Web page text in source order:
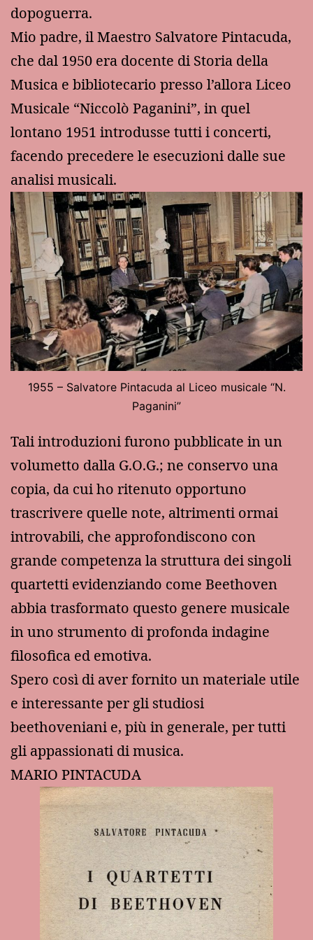
dopoguerra.
Mio padre, il Maestro Salvatore Pintacuda,
che dal 1950 era docente di Storia della
Musica e bibliotecario presso l’allora Liceo
Musicale “Niccolò Paganini”, in quel
lontano 1951 introdusse tutti i concerti,
facendo precedere le esecuzioni dalle sue
analisi musicali.
1955 – Salvatore Pintacuda al Liceo musicale “N.
Paganini”
Tali introduzioni furono pubblicate in un
volumetto dalla G.O.G.; ne conservo una
copia, da cui ho ritenuto opportuno
trascrivere quelle note, altrimenti ormai
introvabili, che approfondiscono con
grande competenza la struttura dei singoli
quartetti evidenziando come Beethoven
abbia trasformato questo genere musicale
in uno strumento di profonda indagine
filosofica ed emotiva.
Spero così di aver fornito un materiale utile
e interessante per gli studiosi
beethoveniani e, più in generale, per tutti
gli appassionati di musica.
MARIO PINTACUDA